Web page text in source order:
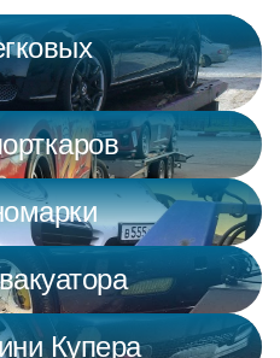
Купера